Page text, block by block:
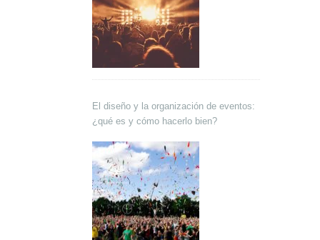
El diseño y la organización de eventos:
¿qué es y cómo hacerlo bien?